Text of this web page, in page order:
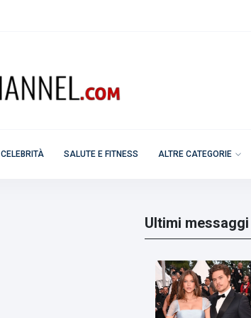
CELEBRITÀ SALUTE E FITNESS ALTRE CATEGORIE
Ultimi messaggi